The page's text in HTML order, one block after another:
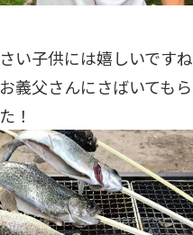
い子供には嬉しいですね
義父さんにさばいても
！